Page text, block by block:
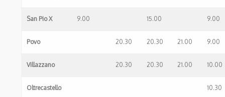
San Pio X 9.00 15.00 9.00
Povo 20.30 20.30 21.00 9.00
Villazzano 20.30 20.30 21.00 10.00
Oltrecastello 10.30